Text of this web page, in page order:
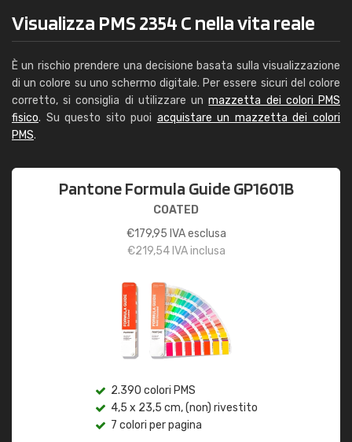
Visualizza PMS 2354 C nella vita reale
È un rischio prendere una decisione basata sulla visualizzazione
di un colore su uno schermo digitale. Per essere sicuri del colore
corretto, si consiglia di utilizzare unmazzetta dei colori PMS
fisico. Su questo sito puoi acquistare un mazzetta dei colori
PMS.
Pantone Formula Guide GP1601B
COATED
€179,95 IVA esclusa
€219,54IVA inclusa
2.390 colori PMS
4,5 x 23,5 cm, (non) rivestito
7 colori per pagina